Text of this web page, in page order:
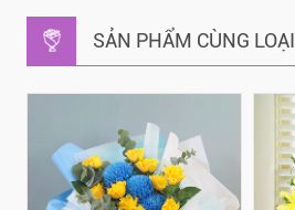
SẢN PHẨM CÙNG LOẠI